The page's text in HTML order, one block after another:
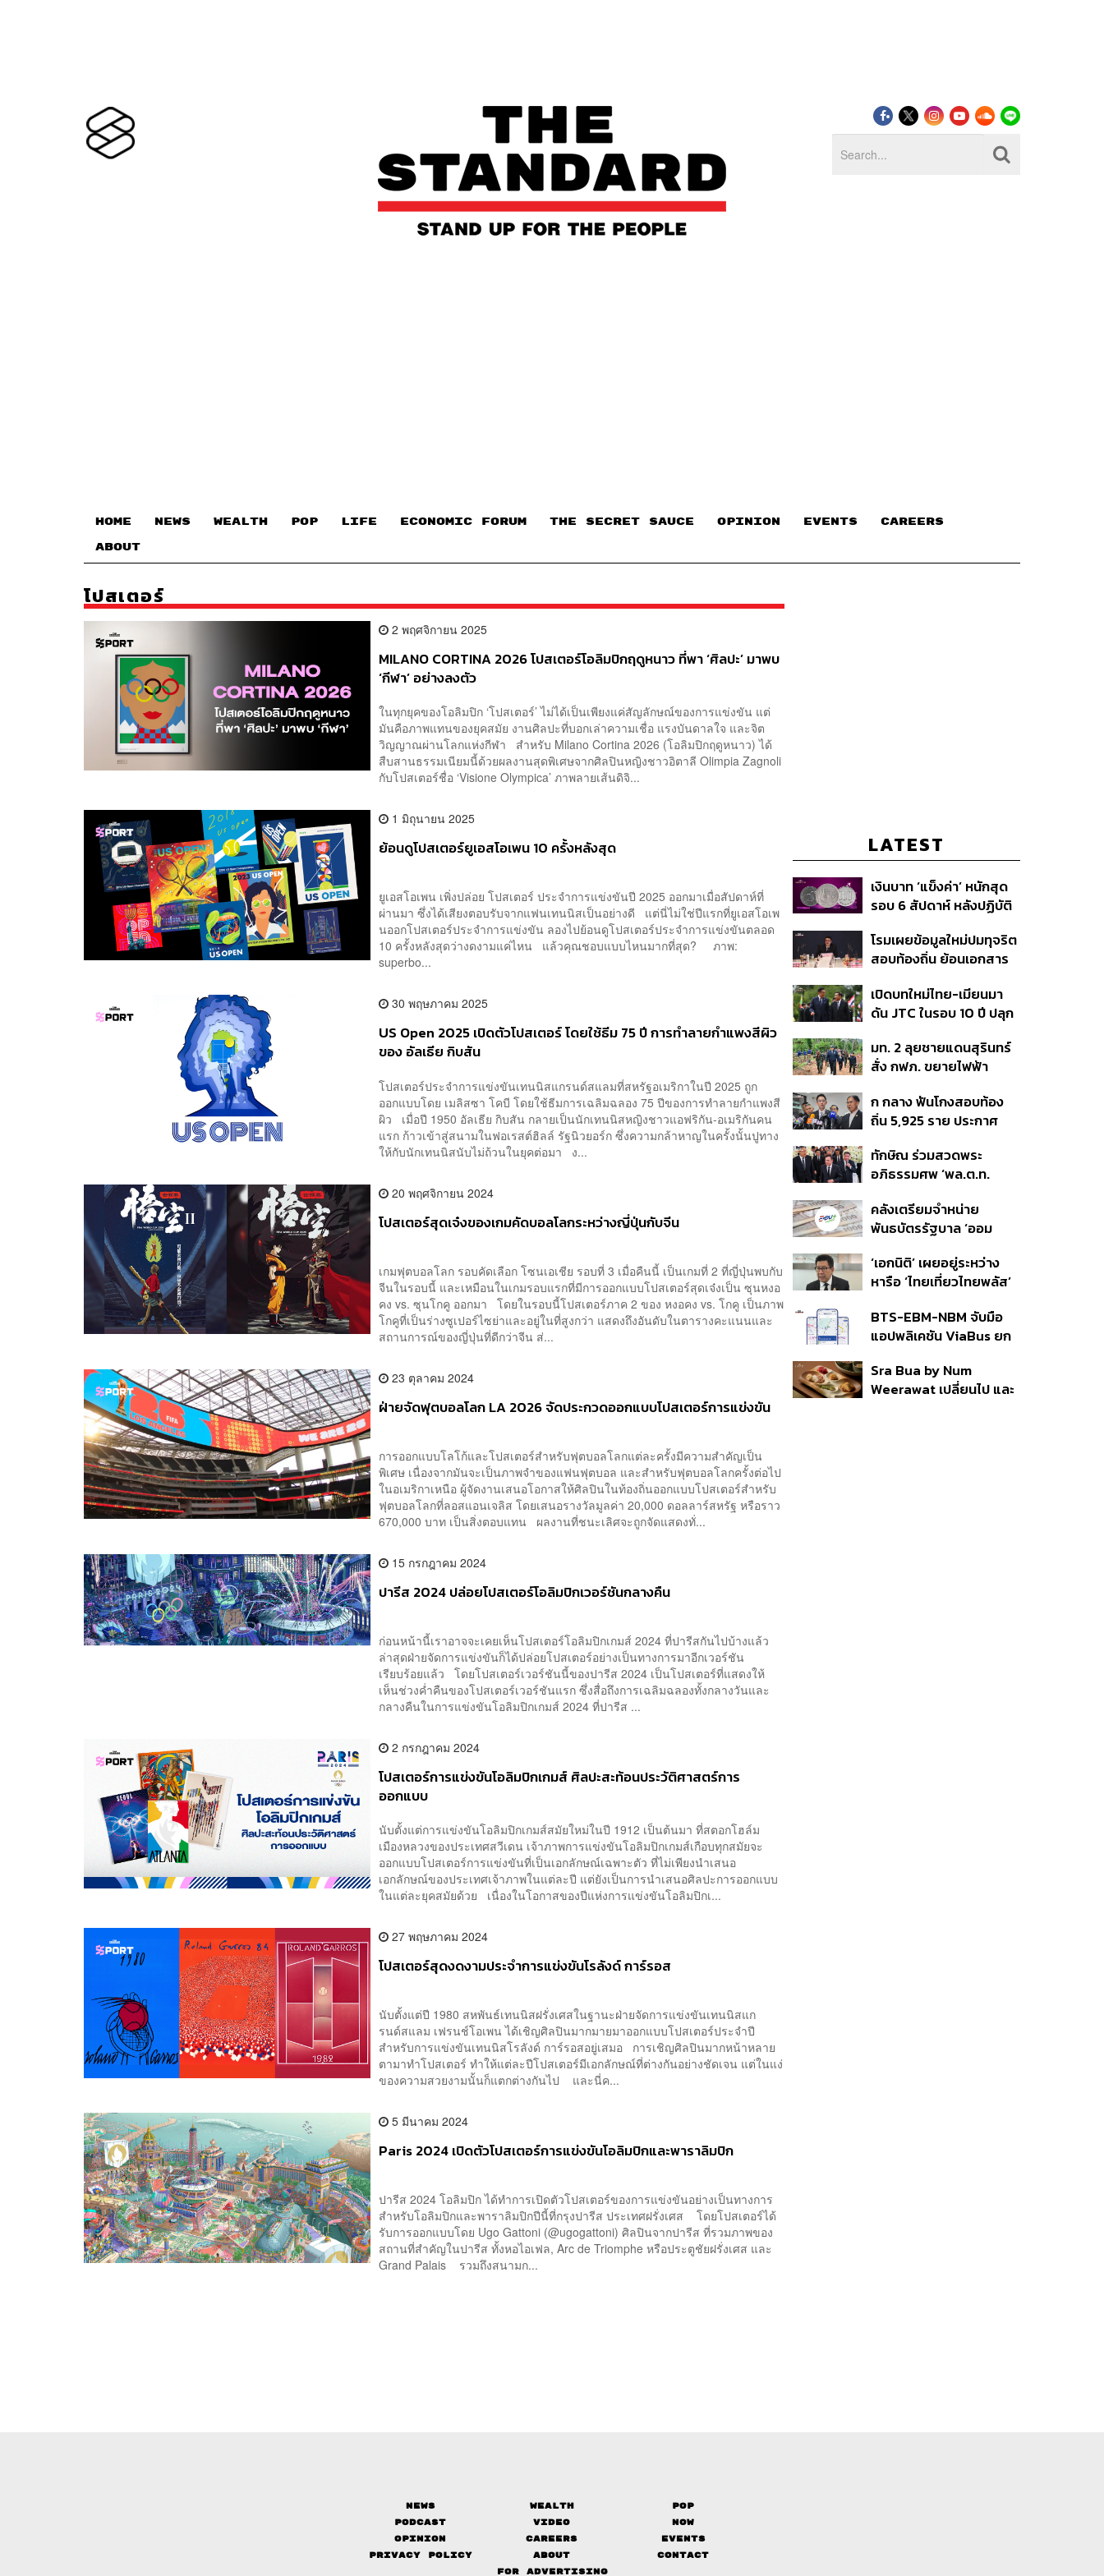
HOME NEWS WEALTH POP LIFE ECONOMIC FORUM THE SECRET SAUCE​ OPINION EVENTS CAREERS
ABOUT
โปสเตอร์
2 พฤศจิกายน 2025
MILANO CORTINA 2026 โปสเตอร์โอลิมปิกฤดูหนาว ที่พา ‘ศิลปะ’ มาพบ
‘กีฬา’ อย่างลงตัว
ในทุกยุคของโอลิมปิก ‘โปสเตอร์’ ไม่ได้เป็นเพียงแค่สัญลักษณ์ของการแข่งขัน แต่
มันคือภาพแทนของยุคสมัย งานศิลปะที่บอกเล่าความเชื่อ แรงบันดาลใจ และจิต
วิญญาณผ่านโลกแห่งกีฬา สำหรับ Milano Cortina 2026 (โอลิมปิกฤดูหนาว) ได้
สืบสานธรรมเนียมนี้ด้วยผลงานสุดพิเศษจากศิลปินหญิงชาวอิตาลี Olimpia Zagnoli
กับโปสเตอร์ชื่อ ‘Visione Olympica’ ภาพลายเส้นดิจิ...
1 มิถุนายน 2025
ย้อนดูโปสเตอร์ยูเอสโอเพน 10 ครั้งหลังสุด
ยูเอสโอเพน เพิ่งปล่อย โปสเตอร์ ประจำการแข่งขันปี 2025 ออกมาเมื่อสัปดาห์ที่
ผ่านมา ซึ่งได้เสียงตอบรับจากแฟนเทนนิสเป็นอย่างดี แต่นี่ไม่ใช่ปีแรกที่ยูเอสโอเพ
นออกโปสเตอร์ประจำการแข่งขัน ลองไปย้อนดูโปสเตอร์ประจำการแข่งขันตลอด
10 ครั้งหลังสุดว่างดงามแค่ไหน แล้วคุณชอบแบบไหนมากที่สุด? ภาพ:
superbo...
30 พฤษภาคม 2025
US Open 2025 เปิดตัวโปสเตอร์ โดยใช้ธีม 75 ปี การทำลายกำแพงสีผิว
ของ อัลเธีย กิบสัน
โปสเตอร์ประจำการแข่งขันเทนนิสแกรนด์สแลมที่สหรัฐอเมริกาในปี 2025 ถูก
ออกแบบโดย เมลิสซา โคบี โดยใช้ธีมการเฉลิมฉลอง 75 ปีของการทำลายกำแพงสี
ผิว เมื่อปี 1950 อัลเธีย กิบสัน กลายเป็นนักเทนนิสหญิงชาวแอฟริกัน-อเมริกันคน
แรก ก้าวเข้าสู่สนามในฟอเรสต์ฮิลล์ รัฐนิวยอร์ก ซึ่งความกล้าหาญในครั้งนั้นปูทาง
ให้กับนักเทนนิสนับไม่ถ้วนในยุคต่อมา ง...
20 พฤศจิกายน 2024
โปสเตอร์สุดเจ๋งของเกมคัดบอลโลกระหว่างญี่ปุ่นกับจีน
เกมฟุตบอลโลก รอบคัดเลือก โซนเอเชีย รอบที่ 3 เมื่อคืนนี้ เป็นเกมที่ 2 ที่ญี่ปุ่นพบกับ
จีนในรอบนี้ และเหมือนในเกมรอบแรกที่มีการออกแบบโปสเตอร์สุดเจ๋งเป็น ซุนหงอ
คง vs. ซุนโกคู ออกมา โดยในรอบนี้โปสเตอร์ภาค 2 ของ หงอคง vs. โกคู เป็นภาพ
โกคูที่เป็นร่างซูเปอร์ไซย่าและอยู่ในที่สูงกว่า แสดงถึงอันดับในตารางคะแนนและ
สถานการณ์ของญี่ปุ่นที่ดีกว่าจีน ส่...
23 ตุลาคม 2024
ฝ่ายจัดฟุตบอลโลก LA 2026 จัดประกวดออกแบบโปสเตอร์การแข่งขัน
การออกแบบโลโก้และโปสเตอร์สำหรับฟุตบอลโลกแต่ละครั้งมีความสำคัญเป็น
พิเศษ เนื่องจากมันจะเป็นภาพจำของแฟนฟุตบอล และสำหรับฟุตบอลโลกครั้งต่อไป
ในอเมริกาเหนือ ผู้จัดงานเสนอโอกาสให้ศิลปินในท้องถิ่นออกแบบโปสเตอร์สำหรับ
ฟุตบอลโลกที่ลอสแอนเจลิส โดยเสนอรางวัลมูลค่า 20,000 ดอลลาร์สหรัฐ หรือราว
670,000 บาท เป็นสิ่งตอบแทน ผลงานที่ชนะเลิศจะถูกจัดแสดงทั่...
15 กรกฎาคม 2024
ปารีส 2024 ปล่อยโปสเตอร์โอลิมปิกเวอร์ชันกลางคืน
ก่อนหน้านี้เราอาจจะเคยเห็นโปสเตอร์โอลิมปิกเกมส์ 2024 ที่ปารีสกันไปบ้างแล้ว
ล่าสุดฝ่ายจัดการแข่งขันก็ได้ปล่อยโปสเตอร์อย่างเป็นทางการมาอีกเวอร์ชัน
เรียบร้อยแล้ว โดยโปสเตอร์เวอร์ชันนี้ของปารีส 2024 เป็นโปสเตอร์ที่แสดงให้
เห็นช่วงค่ำคืนของโปสเตอร์เวอร์ชันแรก ซึ่งสื่อถึงการเฉลิมฉลองทั้งกลางวันและ
กลางคืนในการแข่งขันโอลิมปิกเกมส์ 2024 ที่ปารีส ...
2 กรกฎาคม 2024
โปสเตอร์การแข่งขันโอลิมปิกเกมส์ ศิลปะสะท้อนประวัติศาสตร์การ
ออกแบบ
นับตั้งแต่การแข่งขันโอลิมปิกเกมส์สมัยใหม่ในปี 1912 เป็นต้นมา ที่สตอกโฮล์ม
เมืองหลวงของประเทศสวีเดน เจ้าภาพการแข่งขันโอลิมปิกเกมส์เกือบทุกสมัยจะ
ออกแบบโปสเตอร์การแข่งขันที่เป็นเอกลักษณ์เฉพาะตัว ที่ไม่เพียงนำเสนอ
เอกลักษณ์ของประเทศเจ้าภาพในแต่ละปี แต่ยังเป็นการนำเสนอศิลปะการออกแบบ
ในแต่ละยุคสมัยด้วย เนื่องในโอกาสของปีแห่งการแข่งขันโอลิมปิกเ...
27 พฤษภาคม 2024
โปสเตอร์สุดงดงามประจำการแข่งขันโรลังด์ การ์รอส
นับตั้งแต่ปี 1980 สหพันธ์เทนนิสฝรั่งเศสในฐานะฝ่ายจัดการแข่งขันเทนนิสแก
รนด์สแลม เฟรนช์โอเพน ได้เชิญศิลปินมากมายมาออกแบบโปสเตอร์ประจำปี
สำหรับการแข่งขันเทนนิสโรลังด์ การ์รอสอยู่เสมอ การเชิญศิลปินมากหน้าหลาย
ตามาทำโปสเตอร์ ทำให้แต่ละปีโปสเตอร์มีเอกลักษณ์ที่ต่างกันอย่างชัดเจน แต่ในแง่
ของความสวยงามนั้นก็แตกต่างกันไป และนี่ค...
5 มีนาคม 2024
Paris 2024 เปิดตัวโปสเตอร์การแข่งขันโอลิมปิกและพาราลิมปิก
ปารีส 2024 โอลิมปิก ได้ทำการเปิดตัวโปสเตอร์ของการแข่งขันอย่างเป็นทางการ
สำหรับโอลิมปิกและพาราลิมปิกปีนี้ที่กรุงปารีส ประเทศฝรั่งเศส โดยโปสเตอร์ได้
รับการออกแบบโดย Ugo Gattoni (@ugogattoni) ศิลปินจากปารีส ที่รวมภาพของ
สถานที่สำคัญในปารีส ทั้งหอไอเฟล, Arc de Triomphe หรือประตูชัยฝรั่งเศส และ
Grand Palais รวมถึงสนามก...
LATEST
เงินบาท ‘แข็งค่า’ หนักสุด
รอบ 6 สัปดาห์ หลังปฏิบัติ
สหรัฐฯ-ญี่ปุ่น Standard
Chartered เปิดเป้าสิ้นปีนี้
ต่อดอลลาร์
โรมเผยข้อมูลใหม่ปมทุจริต
สอบท้องถิ่น ย้อนเอกสาร
อนุทิน จ่อสอบต่อเอี่ยว
ตัดตอน ม.บูรพา หรือไม่
เปิดบทใหม่ไทย-เมียนมา
ดัน JTC ในรอบ 10 ปี ปลุก
ชายแดน ท่าเรือน้ำลึก
ทวาย
มท. 2 ลุยชายแดนสุรินทร์
สั่ง กฟภ. ขยายไฟฟ้า
350’ เสริมความมั่นคง
ชายแดน
ก กลาง ฟันโกงสอบท้อง
ถิ่น 5,925 ราย ประกาศ
ราย รอ ป.ป.ช. ขีดเส้นแล้ว
เสร็จ 31 ส.ค.
ทักษิณ ร่วมสวดพระ
อภิธรรมศพ ‘พล.ต.ท.
สิน’ สิริอายุ 103 ปี แกนนำ
เพื่อไทย-บุคคลหลาก
คลังเตรียมจำหน่าย
พันธบัตรรัฐบาล ‘ออม
ก.ย.นี้ อาจเพิ่มสัดส่วนการ
ขายแบบ Small Lot First
‘เอกนิติ’ เผยอยู่ระหว่าง
หารือ ‘ไทยเที่ยวไทยพลัส’
แสนล้าน มั่นใจงบต่อ ‘ไทย
ช่วยไทย พลัส’ เฟส 2 มี
BTS-EBM-NBM จับมือ
แอปพลิเคชัน ViaBus ยก
รถไฟฟ้า 3 สายแบบเรียล
ไทม์
Sra Bua by Num
Weerawat เปลี่ยนไป และ
News Wealth
Pop
Podcast
Video
Now
Opinion
Careers
Events
Privacy Policy
About
Contact
FOR ADVERTISING